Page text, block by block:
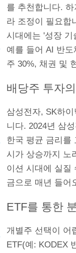
를 추천합니다.
라 조정이 필요합
시대에는 '성장 기
예를 들어 AI 반
주 30%, 채권 및
배당주 투자
삼성전자, SK하
니다. 2024년 삼
한국 평균 금리를
시가 상승까지 노
이션 시대에 실질
금으로 매년 들어
ETF를 통한
개별주 선택이 어
ETF(예: KODEX